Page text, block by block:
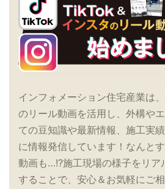
インフォメーション住宅産業は
のリール動画を活用し、外構や
ての豆知識や最新情報、施工実
に情報発信しています！なんと
動画も…!?施工現場の様子をリア
することで、安心＆お気軽にご